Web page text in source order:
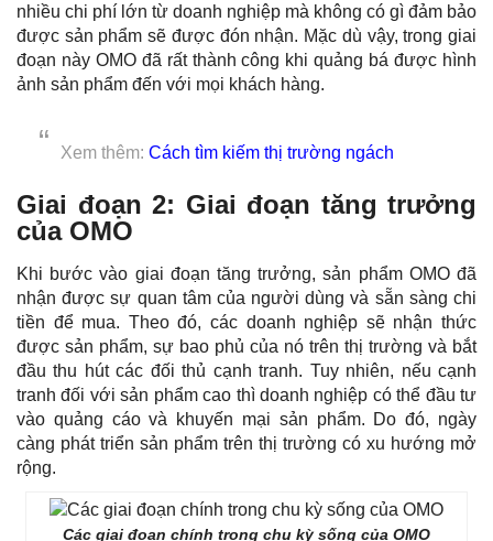
nhiều chi phí lớn từ doanh nghiệp mà không có gì đảm bảo
được sản phẩm sẽ được đón nhận. Mặc dù vậy, trong giai
đoạn này OMO đã rất thành công khi quảng bá được hình
ảnh sản phẩm đến với mọi khách hàng.
Xem thêm: Cách tìm kiếm thị trường ngách
Giai đoạn 2: Giai đoạn tăng trưởng
của OMO
Khi bước vào giai đoạn tăng trưởng, sản phẩm OMO đã
nhận được sự quan tâm của người dùng và sẵn sàng chi
tiền để mua. Theo đó, các doanh nghiệp sẽ nhận thức
được sản phẩm, sự bao phủ của nó trên thị trường và bắt
đầu thu hút các đối thủ cạnh tranh. Tuy nhiên, nếu cạnh
tranh đối với sản phẩm cao thì doanh nghiệp có thể đầu tư
vào quảng cáo và khuyến mại sản phẩm. Do đó, ngày
càng phát triển sản phẩm trên thị trường có xu hướng mở
rộng.
Các giai đoạn chính trong chu kỳ sống của OMO